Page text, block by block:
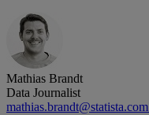
Mathias Brandt
Data Journalist
mathias.brandt@statista.com